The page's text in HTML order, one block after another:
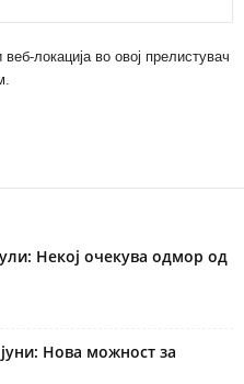
локација во овој прелистувач
Некој очекува одмор од
Нова можност за